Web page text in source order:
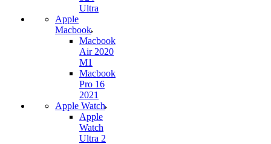
Ultra
Apple
Macbook
Macbook
Air 2020
M1
Macbook
Pro 16
2021
Apple Watch
Apple
Watch
Ultra 2